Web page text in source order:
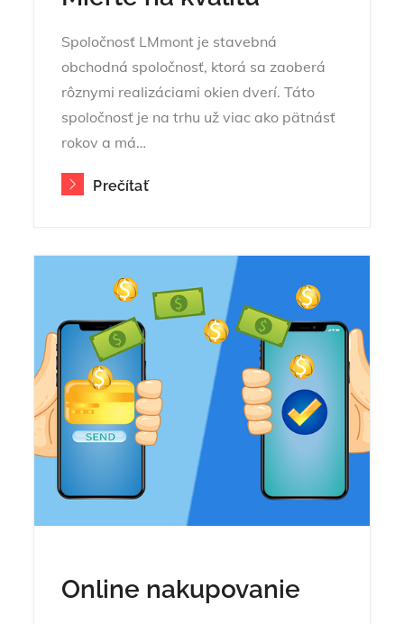
Spoločnosť LMmont je stavebná
obchodná spoločnosť, ktorá sa zaoberá
rôznymi realizáciami okien dverí. Táto
spoločnosť je na trhu už viac ako pätnásť
rokov a má…
Prečítať
Online nakupovanie